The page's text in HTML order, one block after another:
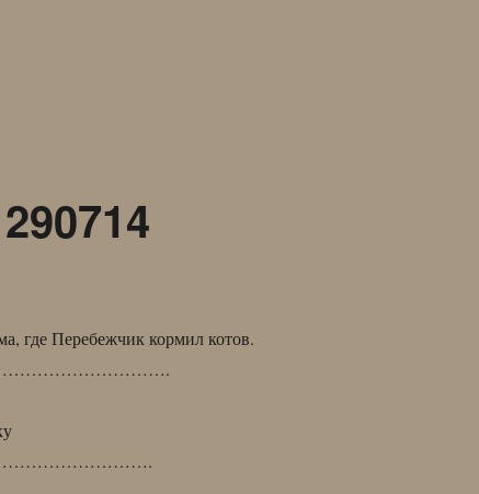
где Перебежчик кормил котов.